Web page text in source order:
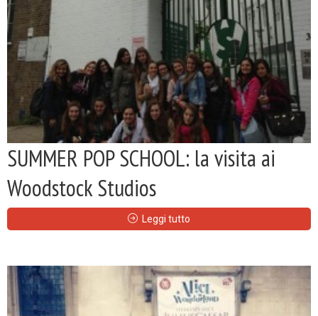
SUMMER POP SCHOOL: la visita ai
Woodstock Studios
Leggi tutto